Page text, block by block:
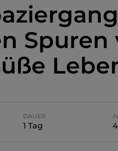
Spuren
DAUER
1 Tag 4